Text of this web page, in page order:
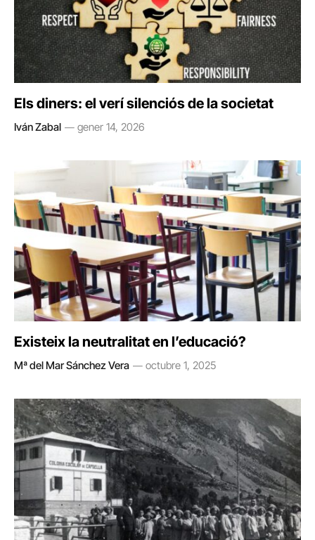
Els diners: el verí silenciós de la societat
Iván Zabal gener 14, 2026
Existeix la neutralitat en l’educació?
Mª del Mar Sánchez Vera octubre 1, 2025